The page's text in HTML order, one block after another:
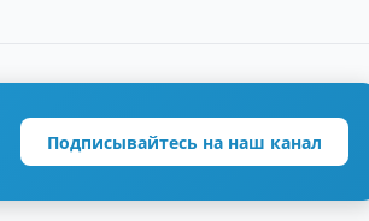
Подписывайтесь на наш канал